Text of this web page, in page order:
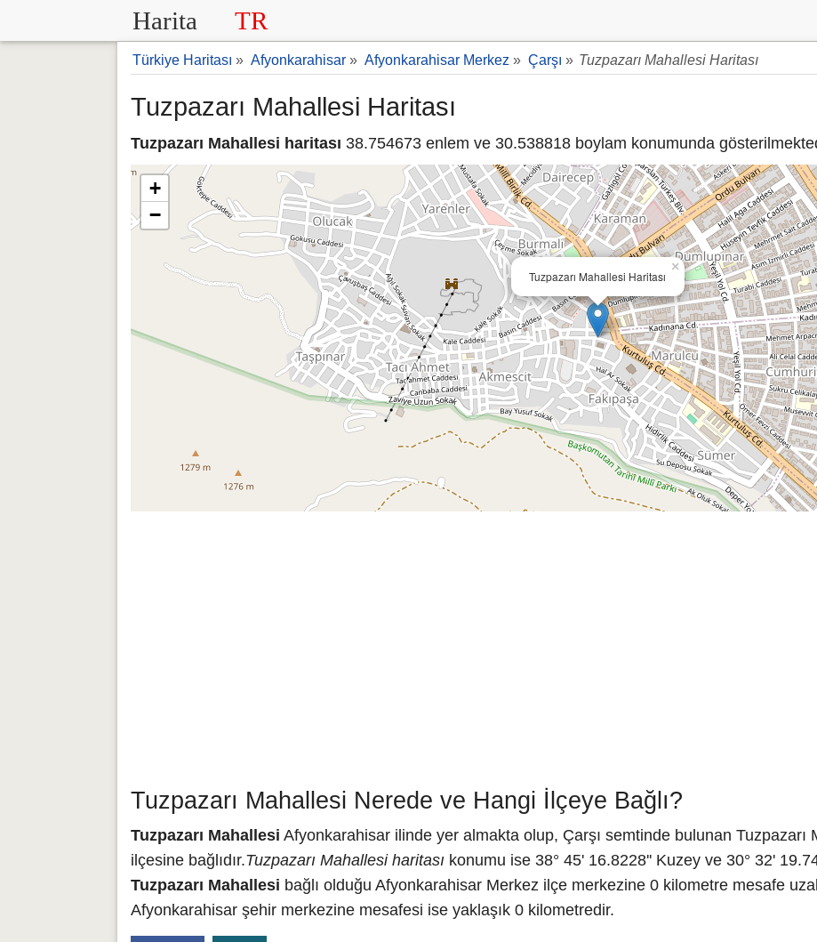
Harita TR
Türkiye Haritası » Afyonkarahisar » Afyonkarahisar Merkez » Çarşı » Tuzpazarı Mahallesi Haritası
Tuzpazarı Mahallesi Haritası
Tuzpazarı Mahallesi haritası 38.754673 enlem ve 30.538818 boylam konumunda
Tuzpazarı Mahallesi Haritası
×
+
−
Tuzpazarı Mahallesi Nerede ve Hangi İlçeye Bağlı?
Tuzpazarı Mahallesi Afyonkarahisar ilinde yer almakta olup, Çarşı semtinde bulunan
ilçesine bağlıdır.Tuzpazarı Mahallesi haritası konumu ise 38° 45' 16.8228'' Kuzey ve 30° 32'
Tuzpazarı Mahallesi bağlı olduğu Afyonkarahisar Merkez ilçe merkezine 0 kilometre mesafe
Afyonkarahisar şehir merkezine mesafesi ise yaklaşık 0 kilometredir.